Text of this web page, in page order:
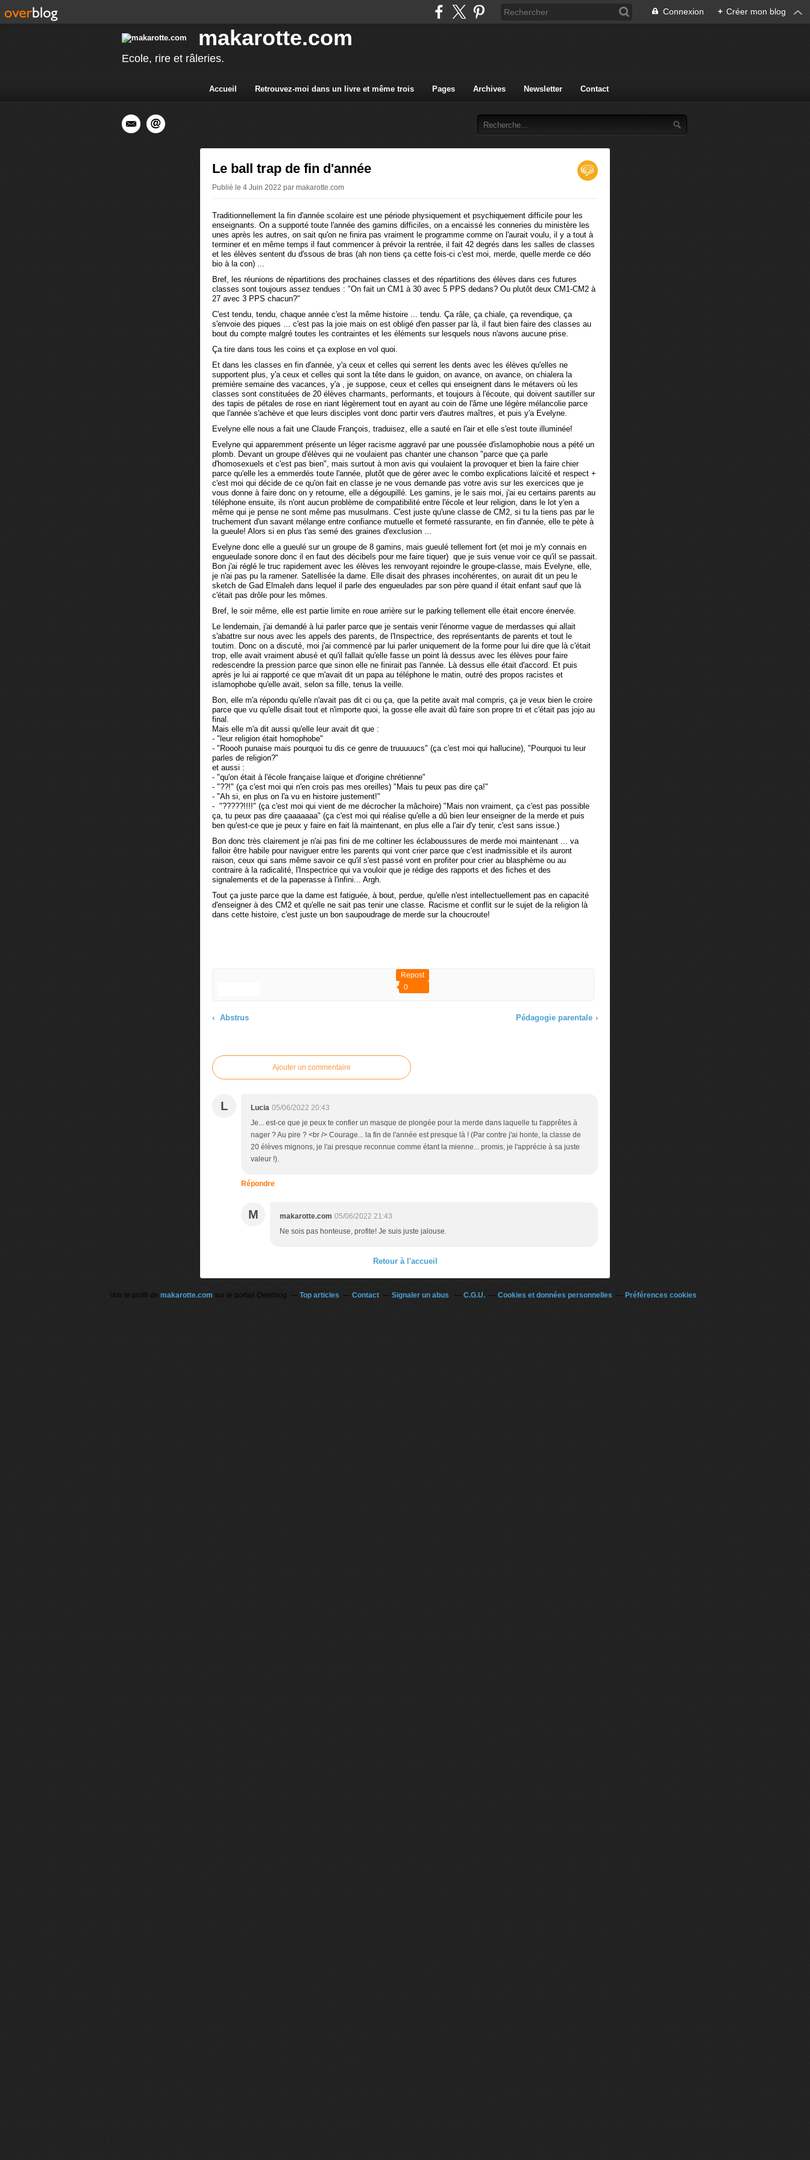
Connexion + Créer mon blog
makarotte.com
Ecole, rire et râleries.
Accueil Retrouvez-moi dans un livre et même trois Pages Archives Newsletter Contact
Le ball trap de fin d'année
Publié le 4 Juin 2022 par makarotte.com
Traditionnellement la fin d'année scolaire est une période physiquement et psychiquement difficile pour les
enseignants. On a supporté toute l'année des gamins difficiles, on a encaissé les conneries du ministère les
unes après les autres, on sait qu'on ne finira pas vraiment le programme comme on l'aurait voulu, il y a tout à
terminer et en même temps il faut commencer à prévoir la rentrée, il fait 42 degrés dans les salles de classes
et les élèves sentent du d'ssous de bras (ah non tiens ça cette fois-ci c'est moi, merde, quelle merde ce déo
bio à la con) ...
Bref, les réunions de répartitions des prochaines classes et des répartitions des élèves dans ces futures
classes sont toujours assez tendues : "On fait un CM1 à 30 avec 5 PPS dedans? Ou plutôt deux CM1-CM2 à
27 avec 3 PPS chacun?"
C'est tendu, tendu, chaque année c'est la même histoire ... tendu. Ça râle, ça chiale, ça revendique, ça
s'envoie des piques ... c'est pas la joie mais on est obligé d'en passer par là, il faut bien faire des classes au
bout du compte malgré toutes les contraintes et les éléments sur lesquels nous n'avons aucune prise.
Ça tire dans tous les coins et ça explose en vol quoi.
Et dans les classes en fin d'année, y'a ceux et celles qui serrent les dents avec les élèves qu'elles ne
supportent plus, y'a ceux et celles qui sont la tête dans le guidon, on avance, on avance, on chialera la
première semaine des vacances, y'a , je suppose, ceux et celles qui enseignent dans le métavers où les
classes sont constituées de 20 élèves charmants, performants, et toujours à l'écoute, qui doivent sautiller sur
des tapis de pétales de rose en riant légèrement tout en ayant au coin de l'âme une légère mélancolie parce
que l'année s'achève et que leurs disciples vont donc partir vers d'autres maîtres, et puis y'a Evelyne.
Evelyne elle nous a fait une Claude François, traduisez, elle a sauté en l'air et elle s'est toute illuminée!
Evelyne qui apparemment présente un léger racisme aggravé par une poussée d'islamophobie nous a pété un
plomb. Devant un groupe d'élèves qui ne voulaient pas chanter une chanson "parce que ça parle
d'homosexuels et c'est pas bien", mais surtout à mon avis qui voulaient la provoquer et bien la faire chier
parce qu'elle les a emmerdés toute l'année, plutôt que de gérer avec le combo explications laïcité et respect +
c'est moi qui décide de ce qu'on fait en classe je ne vous demande pas votre avis sur les exercices que je
vous donne à faire donc on y retourne, elle a dégoupillé. Les gamins, je le sais moi, j'ai eu certains parents au
téléphone ensuite, ils n'ont aucun problème de compatibilité entre l'école et leur religion, dans le lot y'en a
même qui je pense ne sont même pas musulmans. C'est juste qu'une classe de CM2, si tu la tiens pas par le
truchement d'un savant mélange entre confiance mutuelle et fermeté rassurante, en fin d'année, elle te pète à
la gueule! Alors si en plus t'as semé des graines d'exclusion ...
Evelyne donc elle a gueulé sur un groupe de 8 gamins, mais gueulé tellement fort (et moi je m'y connais en
engueulade sonore donc il en faut des décibels pour me faire tiquer) que je suis venue voir ce qu'il se passait.
Bon j'ai réglé le truc rapidement avec les élèves les renvoyant rejoindre le groupe-classe, mais Evelyne, elle,
je n'ai pas pu la ramener. Satellisée la dame. Elle disait des phrases incohérentes, on aurait dit un peu le
sketch de Gad Elmaleh dans lequel il parle des engueulades par son père quand il était enfant sauf que là
c'était pas drôle pour les mômes.
Bref, le soir même, elle est partie limite en roue arrière sur le parking tellement elle était encore énervée.
Le lendemain, j'ai demandé à lui parler parce que je sentais venir l'énorme vague de merdasses qui allait
s'abattre sur nous avec les appels des parents, de l'Inspectrice, des représentants de parents et tout le
toutim. Donc on a discuté, moi j'ai commencé par lui parler uniquement de la forme pour lui dire que là c'était
trop, elle avait vraiment abusé et qu'il fallait qu'elle fasse un point là dessus avec les élèves pour faire
redescendre la pression parce que sinon elle ne finirait pas l'année. Là dessus elle était d'accord. Et puis
après je lui ai rapporté ce que m'avait dit un papa au téléphone le matin, outré des propos racistes et
islamophobe qu'elle avait, selon sa fille, tenus la veille.
Bon, elle m'a répondu qu'elle n'avait pas dit ci ou ça, que la petite avait mal compris, ça je veux bien le croire
parce que vu qu'elle disait tout et n'importe quoi, la gosse elle avait dû faire son propre tri et c'était pas jojo au
final.
Mais elle m'a dit aussi qu'elle leur avait dit que :
- "leur religion était homophobe"
- "Roooh punaise mais pourquoi tu dis ce genre de truuuuucs" (ça c'est moi qui hallucine), "Pourquoi tu leur
parles de religion?"
et aussi :
- "qu'on était à l'école française laïque et d'origine chrétienne"
- "??!" (ça c'est moi qui n'en crois pas mes oreilles) "Mais tu peux pas dire ça!"
- "Ah si, en plus on l'a vu en histoire justement!"
- "?????!!!!" (ça c'est moi qui vient de me décrocher la mâchoire) "Mais non vraiment, ça c'est pas possible
ça, tu peux pas dire çaaaaaaa" (ça c'est moi qui réalise qu'elle a dû bien leur enseigner de la merde et puis
ben qu'est-ce que je peux y faire en fait là maintenant, en plus elle a l'air d'y tenir, c'est sans issue.)
Bon donc très clairement je n'ai pas fini de me coltiner les éclaboussures de merde moi maintenant ... va
falloir être habile pour naviguer entre les parents qui vont crier parce que c'est inadmissible et ils auront
raison, ceux qui sans même savoir ce qu'il s'est passé vont en profiter pour crier au blasphème ou au
contraire à la radicalité, l'Inspectrice qui va vouloir que je rédige des rapports et des fiches et des
signalements et de la paperasse à l'infini... Argh.
Tout ça juste parce que la dame est fatiguée, à bout, perdue, qu'elle n'est intellectuellement pas en capacité
d'enseigner à des CM2 et qu'elle ne sait pas tenir une classe. Racisme et conflit sur le sujet de la religion là
dans cette histoire, c'est juste un bon saupoudrage de merde sur la choucroute!
Repost
0
Abstrus ›
Pédagogie parentale
Ajouter un commentaire
L Lucia 05/06/2022 20:43
Je... est-ce que je peux te confier un masque de plongée pour la merde dans laquelle tu t'apprêtes à
nager ? Au pire ? <br /> Courage... la fin de l'année est presque là ! (Par contre j'ai honte, la classe de
20 élèves mignons, je l'ai presque reconnue comme étant la mienne... promis, je l'apprécie à sa juste
valeur !).
Répondre
M makarotte.com 05/06/2022 21:43
Ne sois pas honteuse, profite! Je suis juste jalouse.
Retour à l'accueil
Voir le profil de makarotte.com sur le portail Overblog Top articles Contact Signaler un abus C.G.U. Cookies et données personnelles Préférences cookies